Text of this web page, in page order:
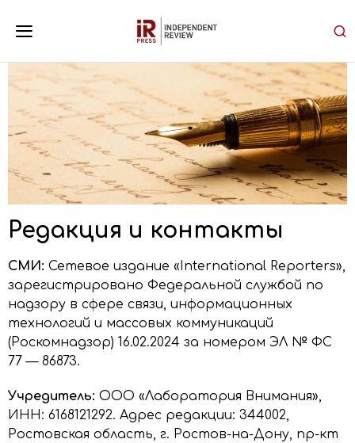
Редакция и контакты
СМИ: Сетевое издание «International Reporters»,
зарегистрировано Федеральной службой по
надзору в сфере связи, информационных
технологий и массовых коммуникаций
(Роскомнадзор) 16.02.2024 за номером ЭЛ № ФС
77 — 86873.
Учредитель: ООО «Лаборатория Внимания»,
ИНН: 6168121292. Адрес редакции: 344002,
Ростовская область, г. Ростов-на-Дону, пр-кт